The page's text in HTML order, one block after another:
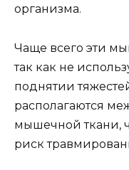
организма.
Чаще всего эти
так как не
поднятии
располагаются
мышечной ткани,
риск